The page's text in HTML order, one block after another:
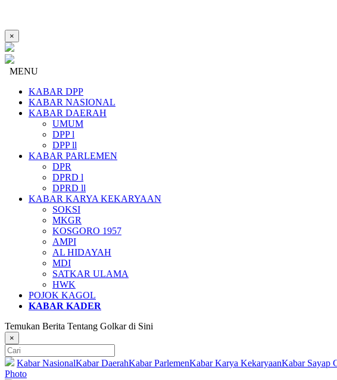
×
MENU
KABAR DPP
KABAR NASIONAL
KABAR DAERAH
UMUM
DPP l
DPP ll
KABAR PARLEMEN
DPR
DPRD l
DPRD ll
KABAR KARYA KEKARYAAN
SOKSI
MKGR
KOSGORO 1957
AMPI
AL HIDAYAH
MDI
SATKAR ULAMA
HWK
POJOK KAGOL
KABAR KADER
Temukan Berita Tentang Golkar di Sini
×
Kabar NasionalKabar DaerahKabar ParlemenKabar Karya KekaryaanKabar Sayap
Photo